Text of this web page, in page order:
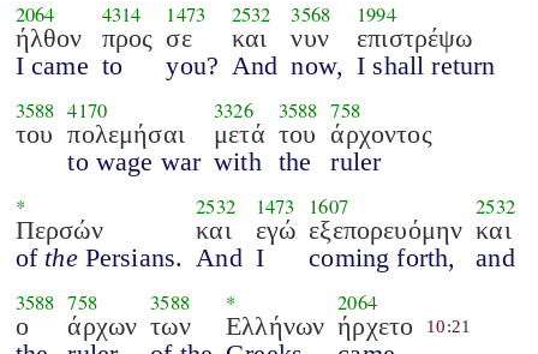
2064
ήλθον
I came
4314
προς
to
1473
σε
you?
2532
και
And
3568
νυν
now,
1994
επιστρέψω
I shall return
3588
του
4170
πολεμήσαι
to wage war
3326
μετά
with
3588
του
the
758
άρχοντος
ruler
*
Περσών
of thePersians.
2532
και
And
1473
εγώ
I
1607
εξεπορευόμην
coming forth,
2532
και
and
3588
ο
758
άρχων
3588
των
*
Ελλήνων
2064
ήρχετο
10:21